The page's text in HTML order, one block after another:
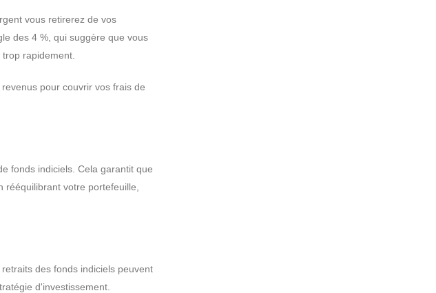
vous retirerez de vos
des 4 %, qui suggère que vous
rapidement.
pour couvrir vos frais de
fonds indiciels. Cela garantit que
votre portefeuille,
des fonds indiciels peuvent
d'investissement.